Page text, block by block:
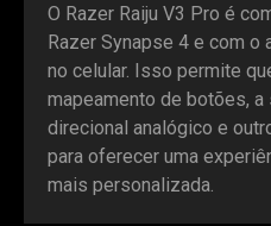
O Razer Raiju V3 Pro é
Razer Synapse 4 e com o
no celular. Isso permite
mapeamento de botões,
direcional analógico e
para oferecer uma
mais personalizada.